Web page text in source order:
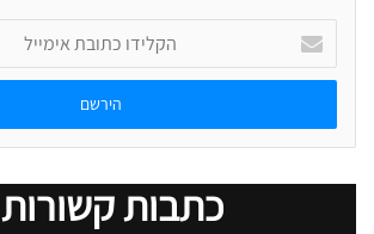
הקלידו
כתובת
אימייל
כתבות קשורות